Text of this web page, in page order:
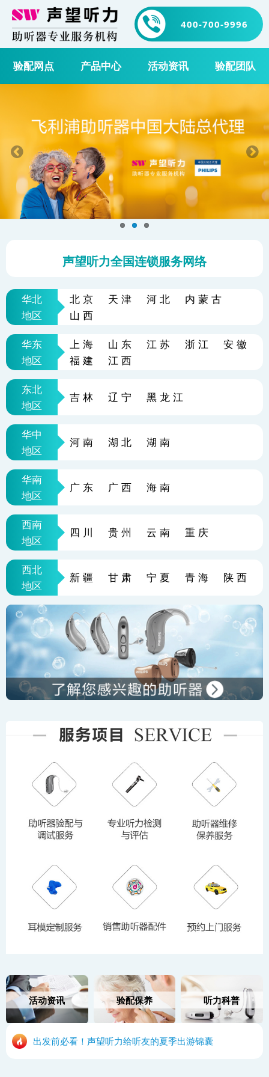
400-700-9996
验配网点 产品中心 活动资讯 验配团队
声望听力全国连锁服务网络
华北 北京 天津 河北
内蒙古
山西
地区
华东 上海 山东 江苏 浙江
安徽
福建
江西
地区
东北
吉林 辽宁 黑龙江
地区
华中
河南 湖北 湖南
地区
华南
广东 广西 海南
地区
西南
四川 贵州 云南 重庆
地区
西北
新疆 甘肃 宁夏 青海 陕西
地区
活动资讯 验配保养 听力科普
出发前必看！声望听力给听友的夏季出游锦囊